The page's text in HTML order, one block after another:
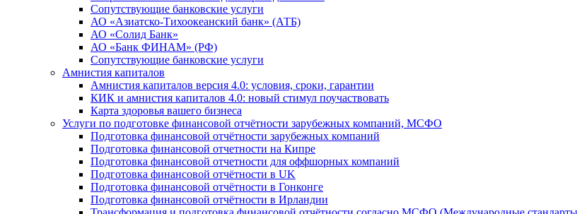
Сопутствующие банковские услуги
АО «Азиатско-Тихоокеанский банк» (АТБ)
АО «Солид Банк»
АО «Банк ФИНАМ» (РФ)
Сопутствующие банковские услуги
Амнистия капиталов
Амнистия капиталов версия 4.0: условия, сроки, гарантии
КИК и амнистия капиталов 4.0: новый стимул поучаствовать
Карта здоровья вашего бизнеса
Услуги по подготовке финансовой отчётности зарубежных компаний, МСФО
Подготовка финансовой отчётности зарубежных компаний
Подготовка финансовой отчетности на Кипре
Подготовка финансовой отчетности для оффшорных компаний
Подготовка финансовой отчётности в UK
Подготовка финансовой отчётности в Гонконге
Подготовка финансовой отчётности в Ирландии